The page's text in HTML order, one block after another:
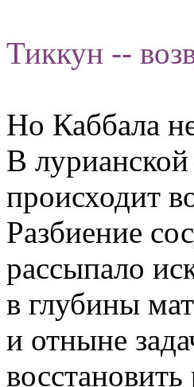
Тиккун --
Но Каббала
В
происходит
Разбиение
рассыпало
в глубины
и отныне